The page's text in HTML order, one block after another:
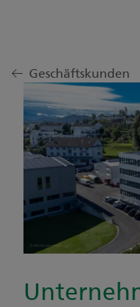
Geschäftskunden